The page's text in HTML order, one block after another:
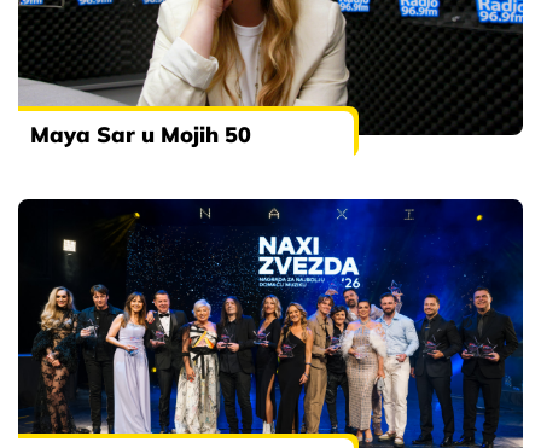
Maya Sar u Mojih 50